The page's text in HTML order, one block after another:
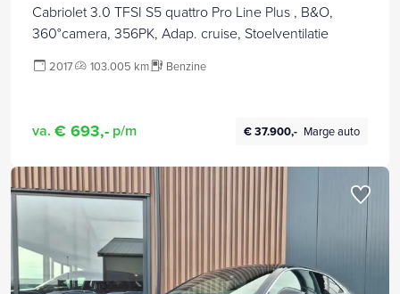
Cabriolet 3.0 TFSI S5 quattro Pro Line Plus , B&O,
360°camera, 356PK, Adap. cruise, Stoelventilatie
2017 103.005 km Benzine
va. € 693,- p/m € 37.900,- Marge auto